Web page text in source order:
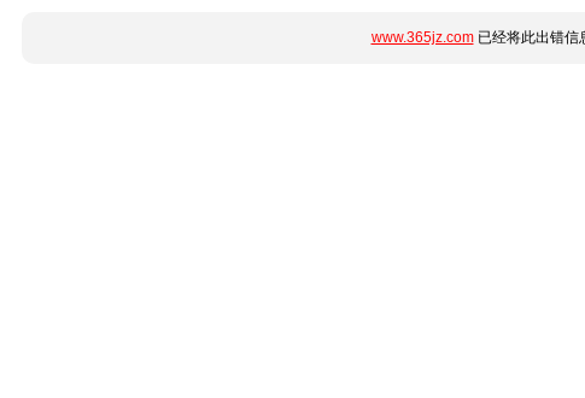
www.365jz.com已经将此出错信